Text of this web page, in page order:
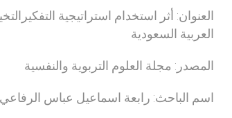
العنوان: أثر استخدام استراتيجية
العربية السعودية
المصدر: مجلة العلوم التربوية والنفسية
اسم الباحث: رابعة اسماعيل عباس الرفاعي